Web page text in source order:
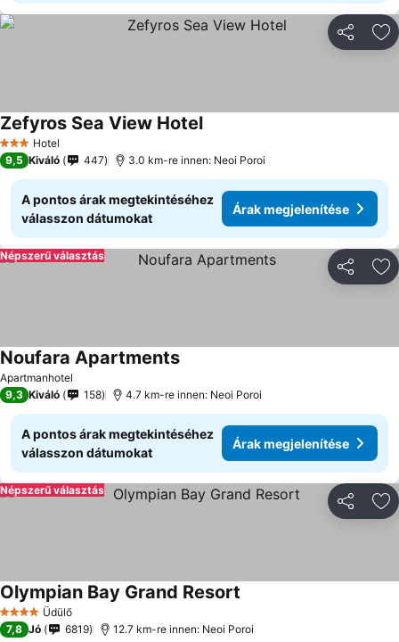
3 Kategória
Hotel
Zefyros Sea View Hotel
9,5 Kiváló 447 3.0 km-re innen: Neoi Poroi
A pontos árak megtekintéséhez
válasszon dátumokat
Árak megjelenítése
Népszerű választás
Apartmanhotel
Noufara Apartments
9,3 Kiváló 158 4.7 km-re innen: Neoi Poroi
A pontos árak megtekintéséhez
válasszon dátumokat
Árak megjelenítése
Népszerű választás
4 KategóriaÜdülő
Olympian Bay Grand Resort
7,8 Jó 6819 12.7 km-re innen: Neoi Poroi